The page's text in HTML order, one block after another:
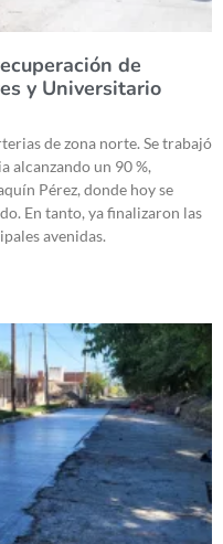
de
y Universitario
de zona norte. Se trabajó
alcanzando un 90 %,
Pérez, donde hoy se
En tanto, ya finalizaron las
avenidas.